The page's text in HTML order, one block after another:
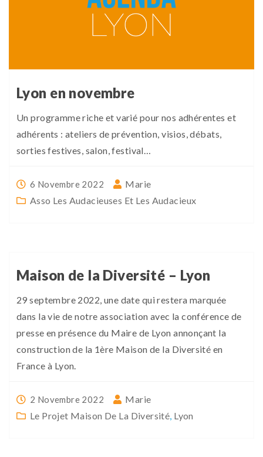
Lyon en novembre
Un programme riche et varié pour nos adhérentes et
adhérents : ateliers de prévention, visios, débats,
sorties festives, salon, festival…
6 Novembre 2022
Marie
Asso Les Audacieuses Et Les Audacieux
Maison de la Diversité – Lyon
29 septembre 2022, une date qui restera marquée
dans la vie de notre association avec la conférence de
presse en présence du Maire de Lyon annonçant la
construction de la 1ère Maison de la Diversité en
France à Lyon.
2 Novembre 2022
Marie
Le Projet Maison De La Diversité, Lyon